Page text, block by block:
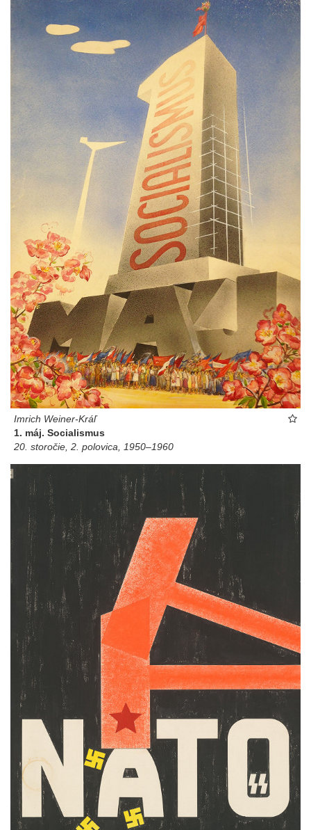
Imrich Weiner-Kráľ
1. máj. Socialismus
20. storočie, 2. polovica, 1950–1960